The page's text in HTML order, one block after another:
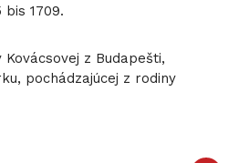
1709.
z Budapešti,
pochádzajúcej z rodiny